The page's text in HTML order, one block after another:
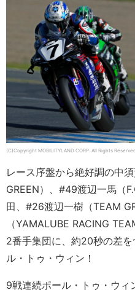
(C)Copyright MOBILITYLAND CORP. All Rights
レース序盤から絶好調の中
GREEN）、#49渡辺一馬（
田、#26渡辺一樹（TEAM
（YAMALUBE RACING
2番手集団に、約20秒の差
ル・トゥ・ウィン！
9戦連続ポール・トゥ・ウィ